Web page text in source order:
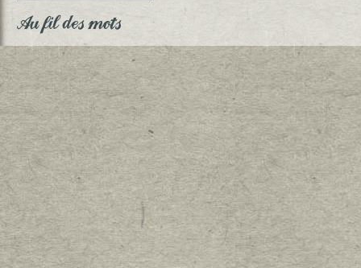
Au fil des mots